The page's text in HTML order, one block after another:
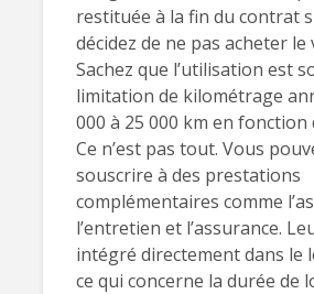
restituée à la fin du contrat
décidez de ne pas acheter le
Sachez que l’utilisation est
limitation de kilométrage
000 à 25 000 km en fonction
Ce n’est pas tout. Vous
souscrire à des prestations
complémentaires comme
l’entretien et l’assurance.
intégré directement dans le
ce qui concerne la durée de